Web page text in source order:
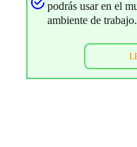
podrás usar en el
ambiente de trabajo.